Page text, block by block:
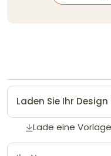
Laden Sie Ihr
Lade eine